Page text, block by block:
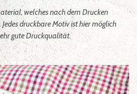
welches nach dem Drucken
druckbare Motiv ist hier möglich
gute Druckqualität.